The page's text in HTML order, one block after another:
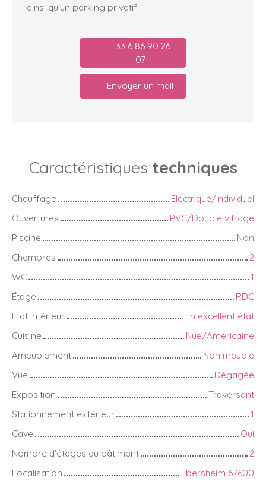
ainsi qu'un parking privatif.
+33 6 86 90 26
07
Envoyer un mail
Caractéristiques techniques
Chauffage
Electrique/Individuel
Ouvertures
PVC/Double vitrage
Piscine
Non
Chambres
2
WC
1
Étage
RDC
État intérieur
En excellent état
Cuisine
Nue/Américaine
Ameublement
Non meublé
Vue
Dégagée
Exposition
Traversant
Stationnement extérieur
1
Cave
Oui
Nombre d'étages du bâtiment
2
Localisation
Ebersheim 67600